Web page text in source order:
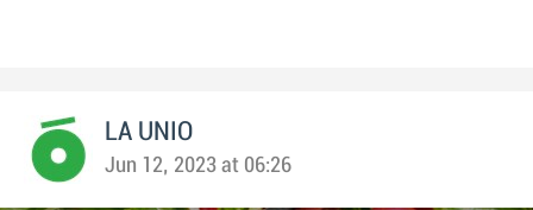
LA UNIO
Jun 12, 2023 at 06:26